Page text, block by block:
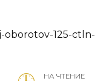
НА ЧТЕНИЕ